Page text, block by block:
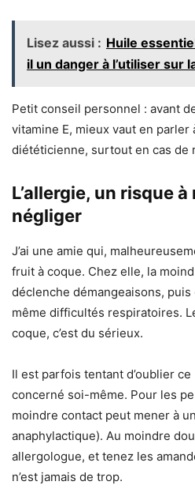
Lisez aussi : Huile
il un danger à l’utiliser sur
Petit conseil personnel : avant
vitamine E, mieux vaut en parler
diététicienne, surtout en cas de
L’allergie, un risque
négliger
J’ai une amie qui,
fruit à coque. Chez elle, la
déclenche démangeaisons,
même difficultés respiratoires.
coque, c’est du sérieux.
Il est parfois tentant d’oublier ce
concerné soi-même. Pour les
moindre contact peut mener à
anaphylactique). Au moindre
allergologue, et tenez les
n’est jamais de trop.